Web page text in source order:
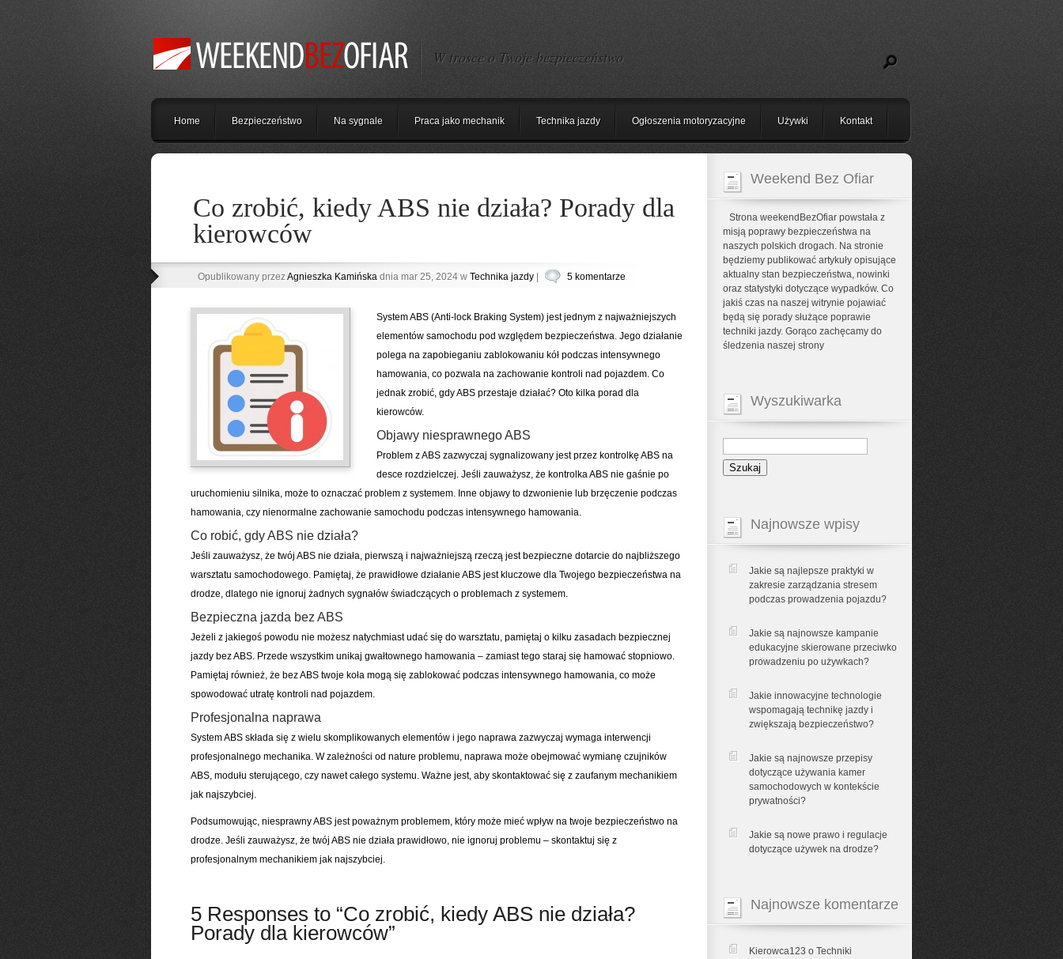
W trosce o Twoje bezpieczeństwo
Home Bezpieczeństwo Na sygnale Praca jako mechanik Technika jazdy Ogłoszenia motoryzacyjne Używki Kontakt
Co zrobić, kiedy ABS nie działa? Porady dla
kierowców
Opublikowany przezAgnieszka Kamińskadnia mar 25, 2024 w Technika jazdy| 5 komentarze
System ABS (Anti-lock Braking System) jest jednym z najważniejszych
elementów samochodu pod względem bezpieczeństwa. Jego działanie
polega na zapobieganiu zablokowaniu kół podczas intensywnego
hamowania, co pozwala na zachowanie kontroli nad pojazdem. Co
jednak zrobić, gdy ABS przestaje działać? Oto kilka porad dla
kierowców.
Objawy niesprawnego ABS
Problem z ABS zazwyczaj sygnalizowany jest przez kontrolkę ABS na
desce rozdzielczej. Jeśli zauważysz, że kontrolka ABS nie gaśnie po
uruchomieniu silnika, może to oznaczać problem z systemem. Inne objawy to dzwonienie lub brzęczenie podczas
hamowania, czy nienormalne zachowanie samochodu podczas intensywnego hamowania.
Co robić, gdy ABS nie działa?
Jeśli zauważysz, że twój ABS nie działa, pierwszą i najważniejszą rzeczą jest bezpieczne dotarcie do najbliższego
warsztatu samochodowego. Pamiętaj, że prawidłowe działanie ABS jest kluczowe dla Twojego bezpieczeństwa na
drodze, dlatego nie ignoruj żadnych sygnałów świadczących o problemach z systemem.
Bezpieczna jazda bez ABS
Jeżeli z jakiegoś powodu nie możesz natychmiast udać się do warsztatu, pamiętaj o kilku zasadach bezpiecznej
jazdy bez ABS. Przede wszystkim unikaj gwałtownego hamowania – zamiast tego staraj się hamować stopniowo.
Pamiętaj również, że bez ABS twoje koła mogą się zablokować podczas intensywnego hamowania, co może
spowodować utratę kontroli nad pojazdem.
Profesjonalna naprawa
System ABS składa się z wielu skomplikowanych elementów i jego naprawa zazwyczaj wymaga interwencji
profesjonalnego mechanika. W zależności od nature problemu, naprawa może obejmować wymianę czujników
ABS, modułu sterującego, czy nawet całego systemu. Ważne jest, aby skontaktować się z zaufanym mechanikiem
jak najszybciej.
Podsumowując, niesprawny ABS jest poważnym problemem, który może mieć wpływ na twoje bezpieczeństwo na
drodze. Jeśli zauważysz, że twój ABS nie działa prawidłowo, nie ignoruj problemu – skontaktuj się z
profesjonalnym mechanikiem jak najszybciej.
5 Responses to “Co zrobić, kiedy ABS nie działa?
Porady dla kierowców”
Weekend Bez Ofiar
Strona weekendBezOfiar powstała z
misją poprawy bezpieczeństwa na
naszych polskich drogach. Na stronie
będziemy publikować artykuły opisujące
aktualny stan bezpieczeństwa, nowinki
oraz statystyki dotyczące wypadków. Co
jakiś czas na naszej witrynie pojawiać
będą się porady służące poprawie
techniki jazdy. Gorąco zachęcamy do
śledzenia naszej strony
Wyszukiwarka
Najnowsze wpisy
Jakie są najlepsze praktyki w
zakresie zarządzania stresem
podczas prowadzenia pojazdu?
Jakie są najnowsze kampanie
edukacyjne skierowane przeciwko
prowadzeniu po używkach?
Jakie innowacyjne technologie
wspomagają technikę jazdy i
zwiększają bezpieczeństwo?
Jakie są najnowsze przepisy
dotyczące używania kamer
samochodowych w kontekście
prywatności?
Jakie są nowe prawo i regulacje
dotyczące używek na drodze?
Najnowsze komentarze
Kierowca123 o Techniki